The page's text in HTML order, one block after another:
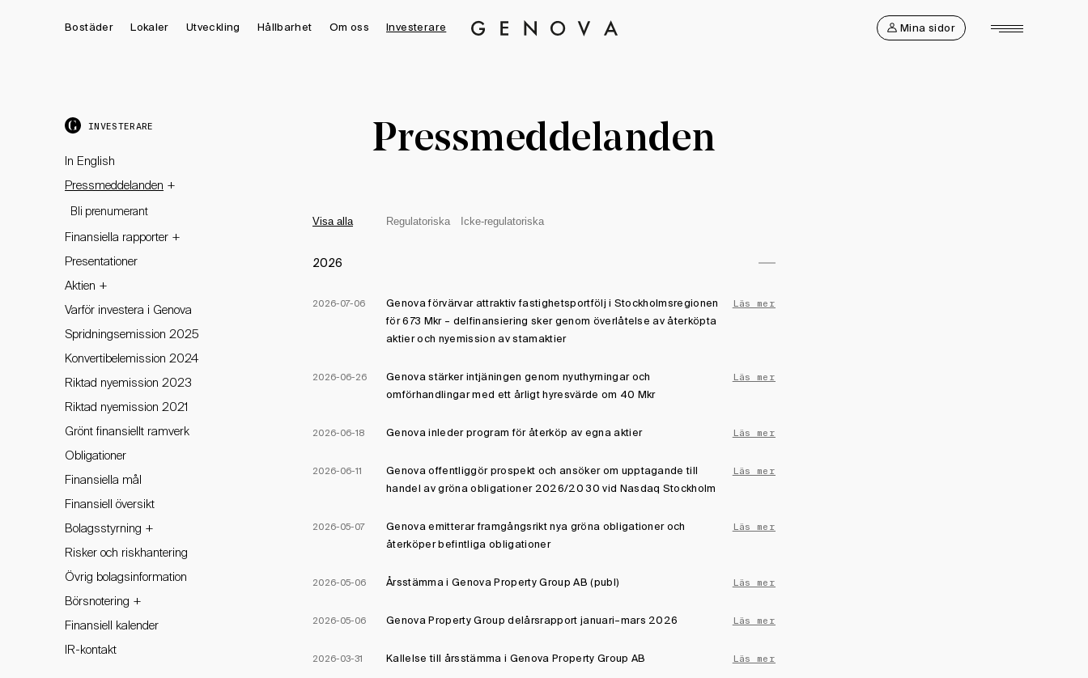
Genova
Bostäder Lokaler Utveckling Hållbarhet Om oss Investerare Mina sidor
INVESTERARE
In English
Pressmeddelanden +
Bli prenumerant
Finansiella rapporter +
Presentationer
Aktien +
Varför investera i Genova
Spridningsemission 2025
Konvertibelemission 2024
Riktad nyemission 2023
Riktad nyemission 2021
Grönt finansiellt ramverk
Obligationer
Finansiella mål
Finansiell översikt
Bolagsstyrning +
Risker och riskhantering
Övrig bolagsinformation
Börsnotering +
Finansiell kalender
IR-kontakt
Pressmeddelanden
Visa alla Regulatoriska Icke-regulatoriska
2026
2026-07-06
Genova förvärvar attraktiv fastighetsportfölj i Stockholmsregionen
för 673 Mkr – delfinansiering sker genom överlåtelse av återköpta
aktier och nyemission av stamaktier
Läs mer
2026-06-26
Genova stärker intjäningen genom nyuthyrningar och
omförhandlingar med ett årligt hyresvärde om 40 Mkr
Läs mer
2026-06-18 Genova inleder program för återköp av egna aktier Läs mer
2026-06-11
Genova offentliggör prospekt och ansöker om upptagande till
handel av gröna obligationer 2026/20 30 vid Nasdaq Stockholm
Läs mer
2026-05-07
Genova emitterar framgångsrikt nya gröna obligationer och
återköper befintliga obligationer
Läs mer
2026-05-06 Årsstämma i Genova Property Group AB (publ) Läs mer
2026-05-06 Genova Property Group delårsrapport januari–mars 2026 Läs mer
2026-03-31 Kallelse till årsstämma i Genova Property Group AB Läs mer